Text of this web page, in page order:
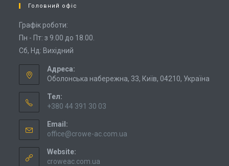
Головний офіс
Графік роботи:
Пн - Пт: з 9.00 до 18.00.
Сб, Нд: Вихідний
Адреса:
Оболонська набережна, 33, Київ, 04210, Україна
Тел:
+380 44 391 30 03
Email:
office@crowe-ac.com.ua
Website:
croweac.com.ua